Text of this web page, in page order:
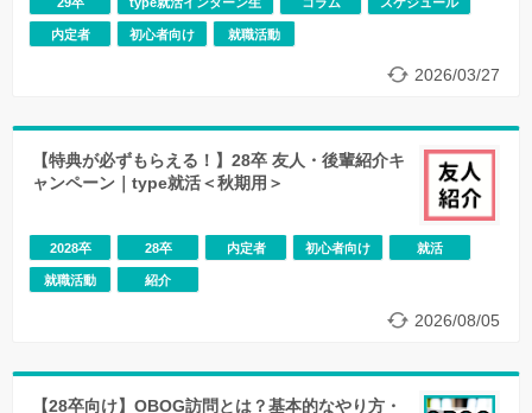
2026/03/27
内定者 初心者向け 就職活動
【特典が必ずもらえる！】28卒 友人・後輩紹介キ
ャンペーン｜type就活＜秋期用＞
2026/08/05
2028卒 28卒 内定者 初心者向け 就活
就職活動 紹介
【28卒向け】OBOG訪問とは？基本的なやり方・